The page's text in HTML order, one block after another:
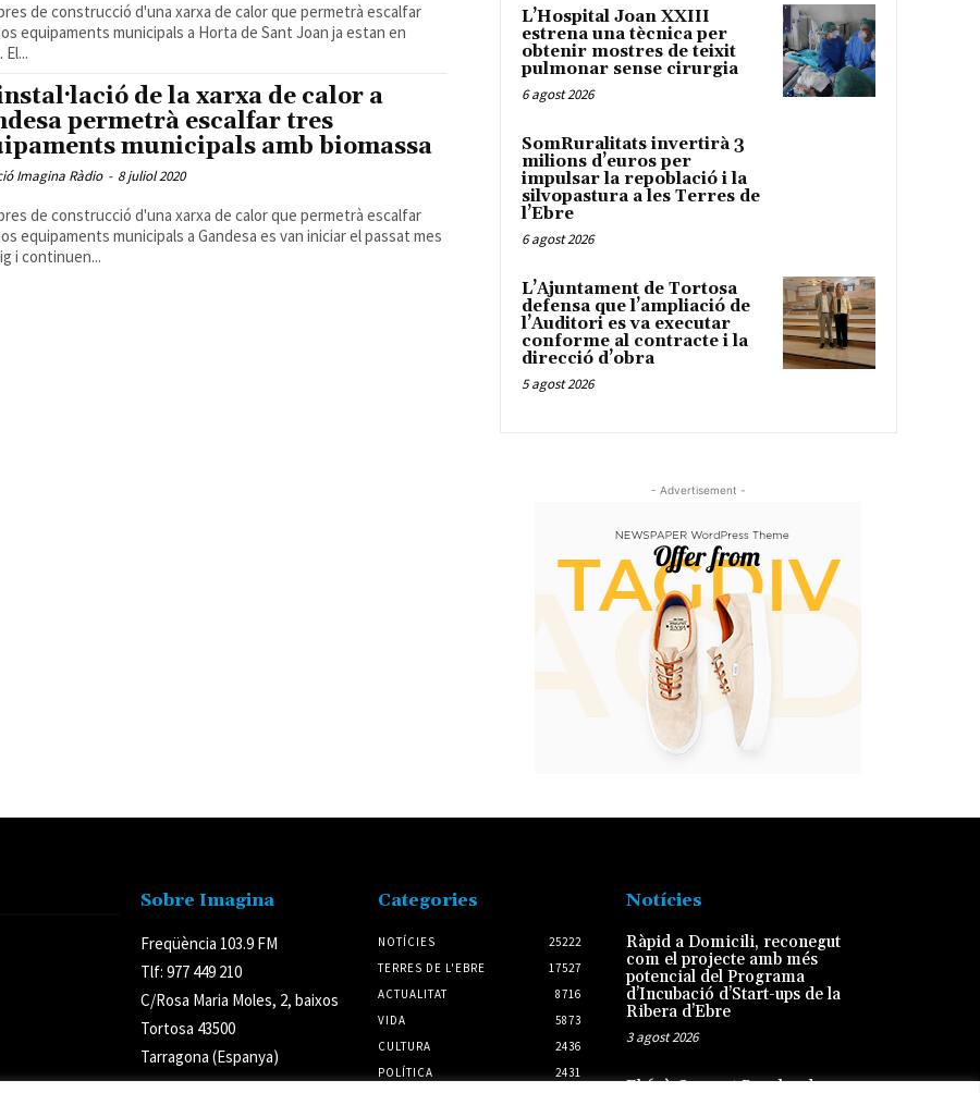
de construcció d'una xarxa de calor que permetrà escalfar
equipaments municipals a Horta de Sant Joan ja estan en
El...
de la xarxa de calor a
permetrà escalfar tres
municipals amb biomassa
Imagina Ràdio - 8 juliol 2020
de construcció d'una xarxa de calor que permetrà escalfar
equipaments municipals a Gandesa es van iniciar el passat mes
i continuen...
L’Hospital Joan XXIII
estrena una tècnica per
obtenir mostres de teixit
pulmonar sense cirurgia
6 agost 2026
SomRuralitats invertirà 3
milions d’euros per
impulsar la repoblació i la
silvopastura a les Terres de
l’Ebre
6 agost 2026
L’Ajuntament de Tortosa
defensa que l’ampliació de
l’Auditori es va executar
conforme al contracte i la
direcció d’obra
5 agost 2026
- Advertisement -
Sobre Imagina
Freqüència 103.9 FM
Tlf: 977 449 210
C/Rosa Maria Moles, 2, baixos
Tortosa 43500
Tarragona (Espanya)
Categories
NOTÍCIES
25222
TERRES DE L'EBRE
17527
ACTUALITAT
8716
VIDA
5873
CULTURA
2436
POLÍTICA
2431
Notícies
Ràpid a Domicili, reconegut
com el projecte amb més
potencial del Programa
d’Incubació d’Start-ups de la
Ribera d’Ebre
3 agost 2026
El 61è Concert Popular de